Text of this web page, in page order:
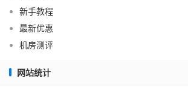
新手教程
最新优惠
机房测评
网站统计